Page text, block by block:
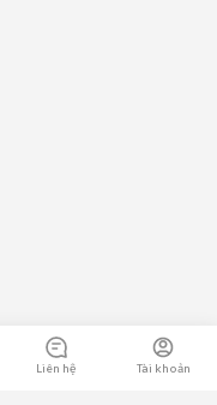
Liên hệ Tài khoản